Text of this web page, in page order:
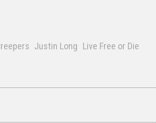
Justin Long Live Free or Die